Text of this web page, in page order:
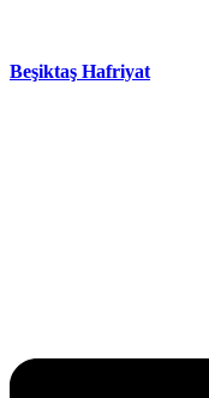
Beşiktaş Hafriyat